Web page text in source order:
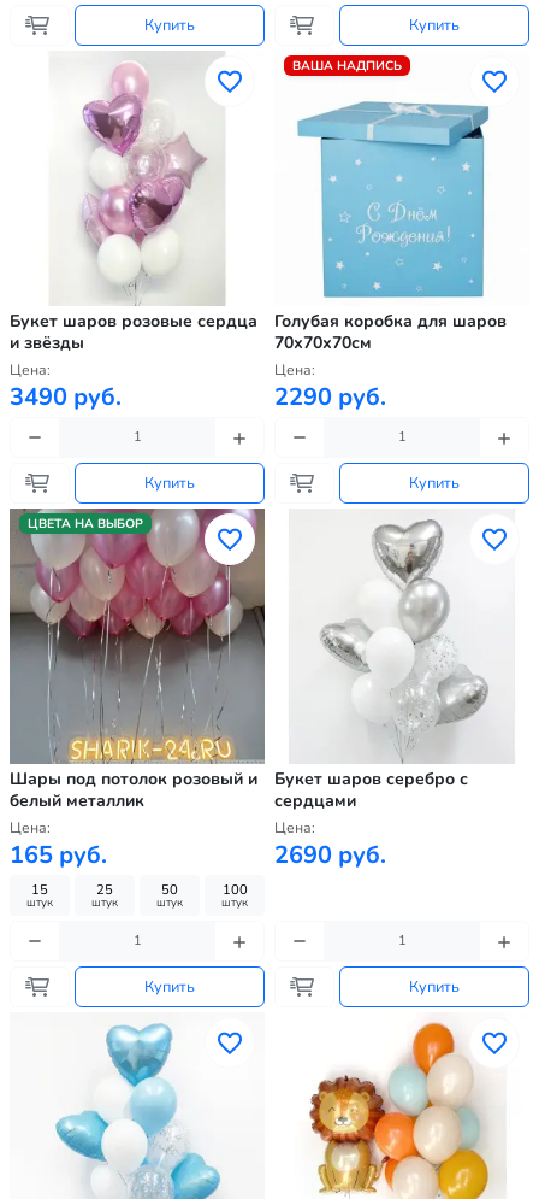
Купить Купить
Букет шаров розовые сердца
и звёзды
Цена:
3490 руб.
Купить
ВАША НАДПИСЬ
Голубая коробка для шаров
70х70х70см
Цена:
2290 руб.
Купить
ЦВЕТА НА ВЫБОР
Шары под потолок розовый и
белый металлик
Цена:
165 руб.
15
штук
25
штук
50
штук
100
штук
Купить
Букет шаров серебро с
сердцами
Цена:
2690 руб.
Купить